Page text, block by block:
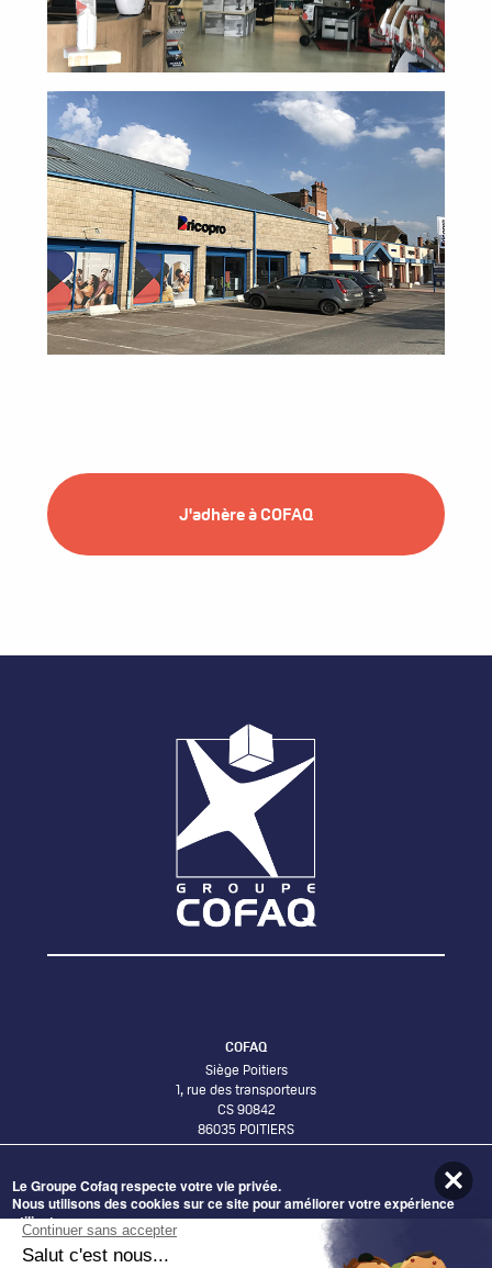
J'adhère à COFAQ
COFAQ
Siège Poitiers
1, rue des transporteurs
CS 90842
86035 POITIERS
Bureaux Lyon
58 Avenue Leclerc
ADHÉRER AU GROUPE COFAQ
Le Groupe Cofaq respecte votre vie privée.
Nous utilisons des cookies sur ce site pour améliorer votre expérience
utilisateur.
En cliquant sur le bouton Accepter, vous acceptez que nous le fassions.